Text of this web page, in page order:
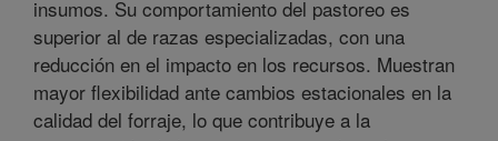
insumos. Su comportamiento del pastoreo es
superior al de razas especializadas, con una
reducción en el impacto en los recursos. Muestran
mayor flexibilidad ante cambios estacionales en la
calidad del forraje, lo que contribuye a la